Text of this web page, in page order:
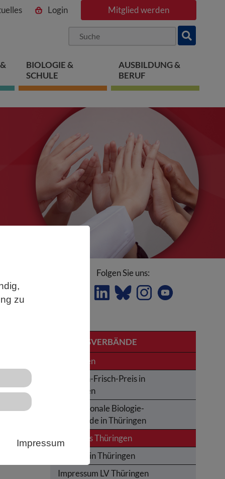
zu
Impressum
Login Mitglied werden
BIOLOGIE &
SCHULE
AUSBILDUNG &
BERUF
Folgen Sie uns:
LANDESVERBÄNDE
Thüringen
Karl-von-Frisch-Preis in
Thüringen
Internationale Biologie-
Olympiade in Thüringen
News aus Thüringen
Termine in Thüringen
Impressum LV Thüringen